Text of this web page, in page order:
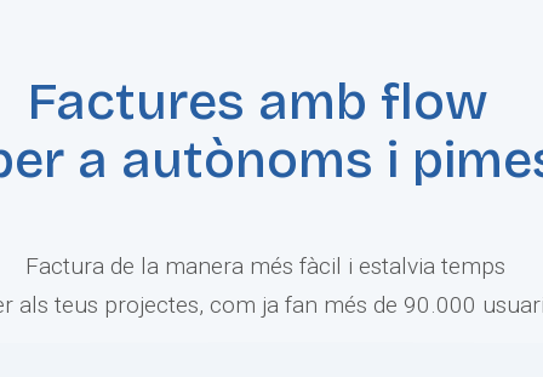
Factures amb flow
a autònoms i
Factura de la manera més fàcil i estalvia temps
als teus projectes, com ja fan més de 90.000